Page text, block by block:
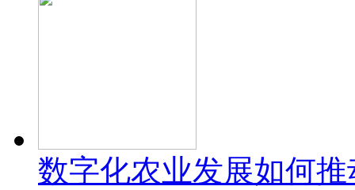
数字化农业发展如何